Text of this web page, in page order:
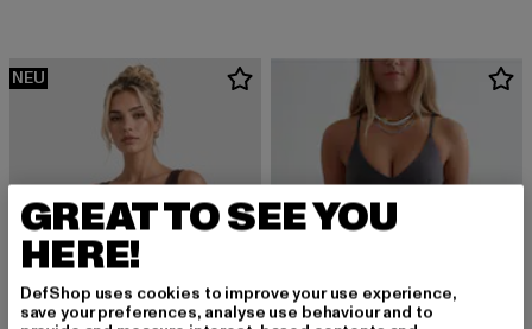
NEU
GREAT TO SEE YOU
HERE!
DefShop uses cookies to improve your use experience,
save your preferences, analyse use behaviour and to